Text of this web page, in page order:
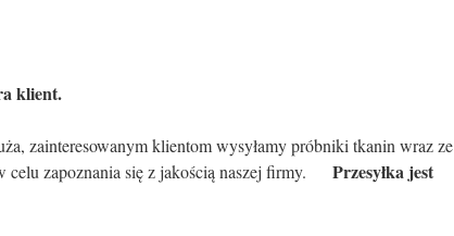
klient.
zainteresowanym klientom wysyłamy próbniki tkanin wraz ze
celu zapoznania się z jakością naszej firmy. Przesyłka jest